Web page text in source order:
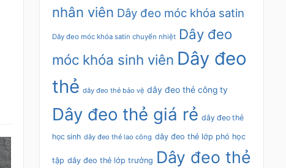
nhân viên Dây đeo móc khóa satin
Dây đeo móc khóa satin chuyển nhiệt Dây đeo
móc khóa sinh viên Dây đeo
thẻ dây đeo thẻ bảo vệ dây đeo thẻ công ty
Dây đeo thẻ giá rẻ dây đeo thẻ
học sinh dây đeo thẻ lao công dây đeo thẻ lớp phó học
tập dây đeo thẻ lớp trưởng Dây đeo thẻ